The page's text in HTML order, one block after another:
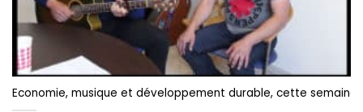
Economie, musique et développement durable, cette semaine